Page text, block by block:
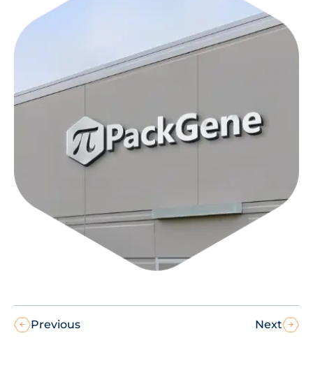
Previous Next